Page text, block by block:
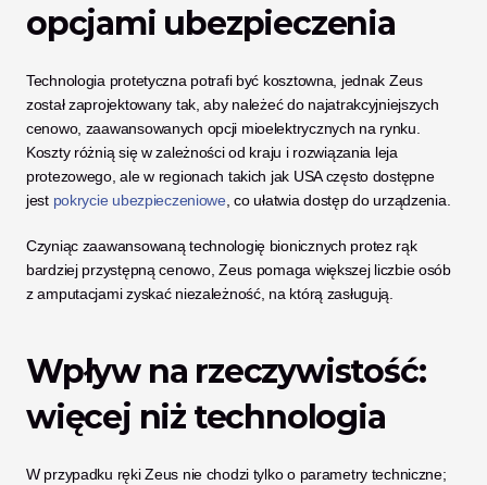
opcjami ubezpieczenia
Technologia protetyczna potrafi być kosztowna, jednak Zeus
został zaprojektowany tak, aby należeć do najatrakcyjniejszych
cenowo, zaawansowanych opcji mioelektrycznych na rynku.
Koszty różnią się w zależności od kraju i rozwiązania leja
protezowego, ale w regionach takich jak USA często dostępne
jest pokrycie ubezpieczeniowe , co ułatwia dostęp do urządzenia.
Czyniąc zaawansowaną technologię bionicznych protez rąk
bardziej przystępną cenowo, Zeus pomaga większej liczbie osób
z amputacjami zyskać niezależność, na którą zasługują.
Wpływ na rzeczywistość:
więcej niż technologia
W przypadku ręki Zeus nie chodzi tylko o parametry techniczne;